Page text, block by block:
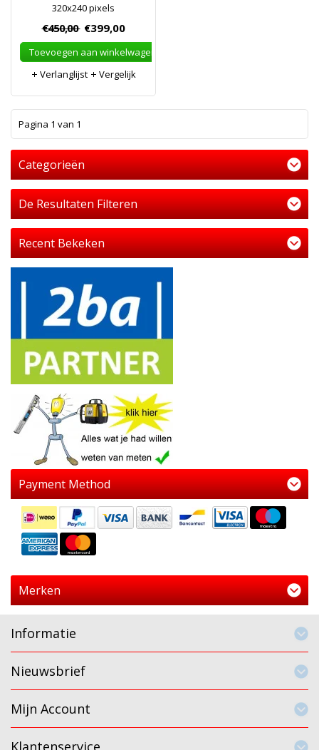
320x240 pixels
€450,00 €399,00
Toevoegen aan winkelwagen
Verlanglijst
Vergelijk
Pagina 1 van 1
Categorieën
De Resultaten Filteren
Recent Bekeken
Payment Method
Merken
Informatie
Nieuwsbrief
Mijn Account
Klantenservice